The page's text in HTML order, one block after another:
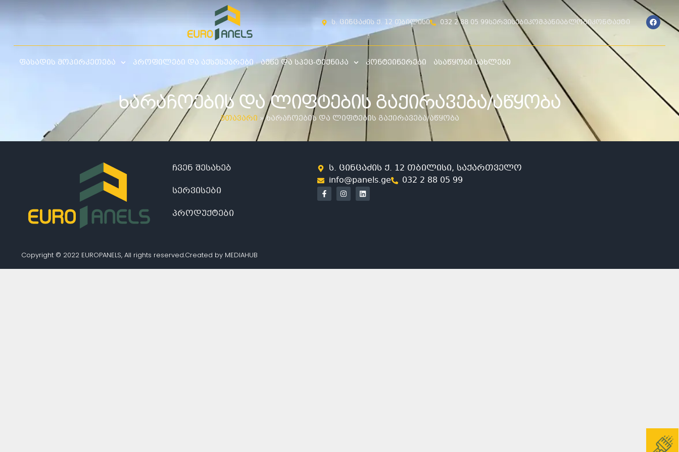
ს. ცინცაძის ქ. 12 თბილისი 032 2 88 05 99სერვისებიკომპანიაბლოგიკონტაქტი
ფასადის მოპირკეთება პროფილები და აქსესუარები ამწე და სპეც-ტექნიკა კონტეინერები ასაწყობი სახლები
ᲮᲐᲠᲐᲩᲝᲔᲑᲘᲡ ᲓᲐ ᲚᲘᲤᲢᲔᲑᲘᲡ ᲒᲐᲥᲘᲠᲐᲕᲔᲑᲐ/ᲐᲬᲧᲝᲑᲐ
მთავარი »ხარაჩოების და ლიფტების გაქირავება/აწყობა
ჩვენ შესახებ
სერვისები
პროდუქტები
ს. ცინცაძის ქ. 12 თბილისი, საქართველო
info@panels.ge
032 2 88 05 99
Copyright © 2022 EUROPANELS, All rights reserved.Created by MEDIAHUB